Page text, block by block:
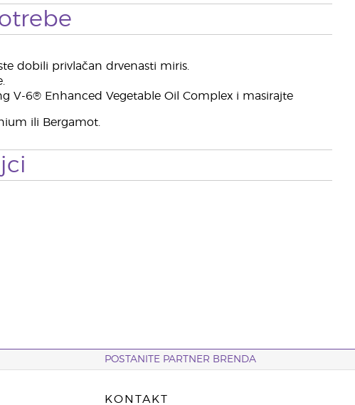
dobili privlačan drvenasti miris.
V-6® Enhanced Vegetable Oil Complex i masirajte
ili Bergamot.
POSTANITE PARTNER BRENDA
KONTAKT